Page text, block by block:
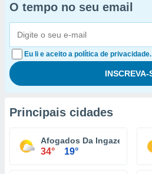
O tempo no seu email
Eu li e aceito a política de privacidade.
Principais cidades
Afogados Da Ingazeira
34° 19°